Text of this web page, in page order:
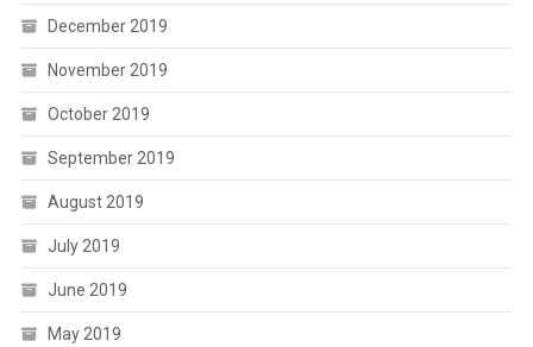
December 2019
November 2019
October 2019
September 2019
August 2019
July 2019
June 2019
May 2019